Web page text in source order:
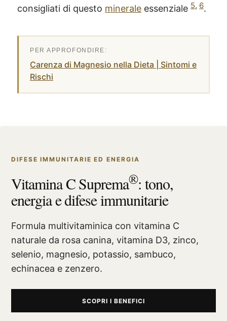
consigliati di questo minerale essenziale 5, 6.
Carenza di Magnesio nella Dieta | Sintomi e
Rischi
DIFESE IMMUNITARIE ED ENERGIA
Vitamina C Suprema®: tono,
energia e difese immunitarie
Formula multivitaminica con vitamina C
naturale da rosa canina, vitamina D3, zinco,
selenio, magnesio, potassio, sambuco,
echinacea e zenzero.
SCOPRI I BENEFICI